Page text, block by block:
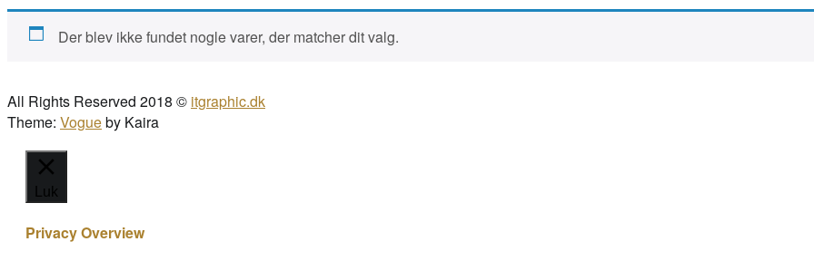
Der blev ikke fundet nogle varer, der matcher dit valg.
All Rights Reserved 2018 © itgraphic.dk
Theme: Vogueby Kaira
Luk
Privacy Overview